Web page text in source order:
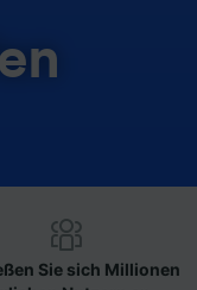
Sie sich Millionen